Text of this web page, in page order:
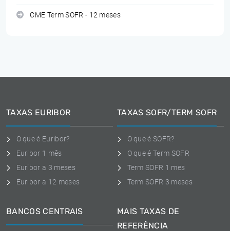
CME Term SOFR - 12 meses
TAXAS EURIBOR
O que é Euribor?
Euribor 1 mês
Euribor a 3 meses
Euribor a 12 meses
TAXAS SOFR/TERM SOFR
O que é SOFR?
O que é Term SOFR
Term SOFR 1 mes
Term SOFR 3 meses
BANCOS CENTRAIS
MAIS TAXAS DE
REFERÊNCIA